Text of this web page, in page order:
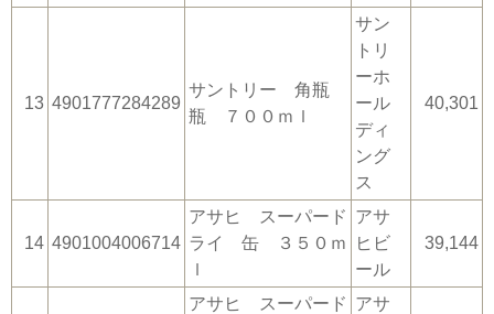
13 4901777284289
サントリー 角瓶
瓶 ７００ｍｌ
サン
トリ
ーホ
ール
ディ
ング
ス
40,301
14 4901004006714
アサヒ スーパード
ライ 缶 ３５０ｍ
ｌ
アサ
ヒビ
ール
39,144
アサヒ スーパード アサ